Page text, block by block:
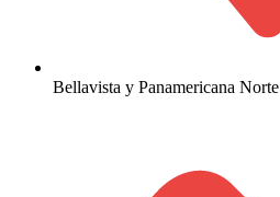
Bellavista y Panamericana Norte